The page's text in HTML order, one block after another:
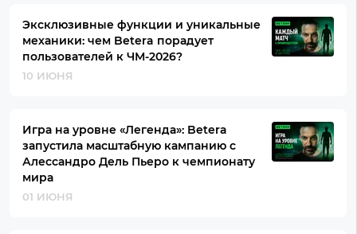
Эксклюзивные функции и уникальные
механики: чем Betera порадует
пользователей к ЧМ-2026?
10 ИЮНЯ
Игра на уровне «Легенда»: Betera
запустила масштабную кампанию с
Алессандро Дель Пьеро к чемпионату
мира
01 ИЮНЯ